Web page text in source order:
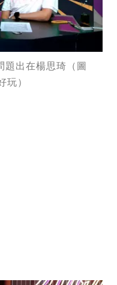
題出在楊思琦（圖
玩）